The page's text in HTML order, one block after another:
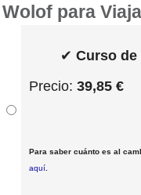
Wolof para
✔ Curso de
Precio: 39,85 €
Para saber cuánto es al
aquí